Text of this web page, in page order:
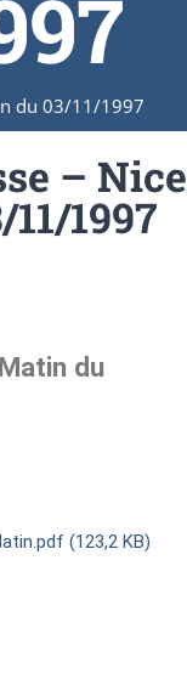
du 03/11/1997
–
1997
du
(123,2 KB)